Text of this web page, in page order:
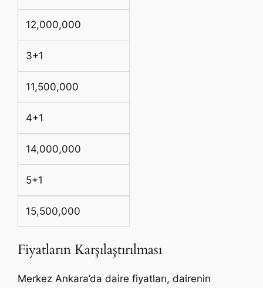
12,000,000
3+1
11,500,000
4+1
14,000,000
5+1
15,500,000
Fiyatların Karşılaştırılması
Merkez Ankara’da daire fiyatları, dairenin